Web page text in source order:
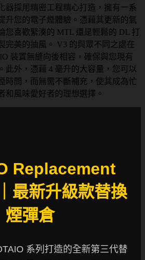
器採用精密工程精心打造，擁有一系
升您的電子煙體驗。憑藉其更新的氣
您喜歡緊湊的 MTL 還是輕鬆的 DL 打
完美的抽風。 V3 的與眾不同之處在
裝置無縫向後相容，確保與您現有
此外，憑藉 4 毫升的大容量，您可以
時間，而無需不斷補充，使其成為忙
和風味愛好者的理想選擇。
Replacement
最新升級款替換
煙彈倉
系列打造的全新第三代替